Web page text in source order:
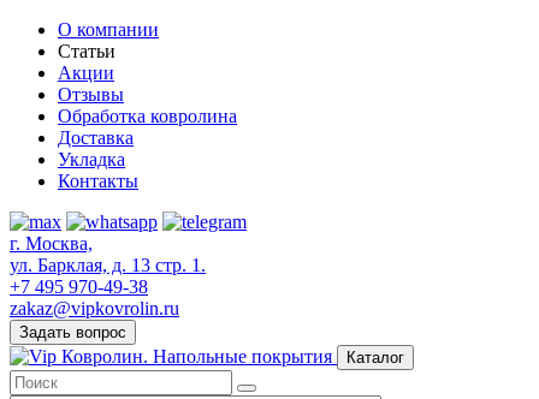
О компании
Статьи
Акции
Отзывы
Обработка ковролина
Доставка
Укладка
Контакты
г. Москва,
ул. Барклая, д. 13 стр. 1.
+7 495 970-49-38
zakaz@vipkovrolin.ru
Задать вопрос
Каталог